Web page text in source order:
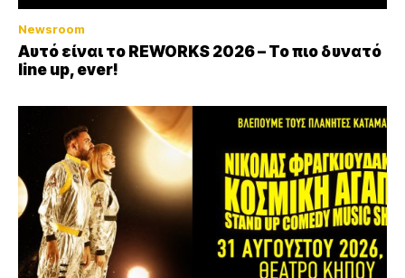
Newsroom
Αυτό είναι το REWORKS 2026 – Το πιο δυνατό
line up, ever!